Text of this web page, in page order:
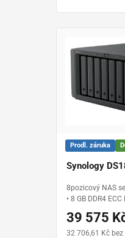
Prodl. záruka
Synology
8pozicový NAS
• 8 GB DDR4 ECC
disků •
firmy a
39 575
32 706,61 Kč bez